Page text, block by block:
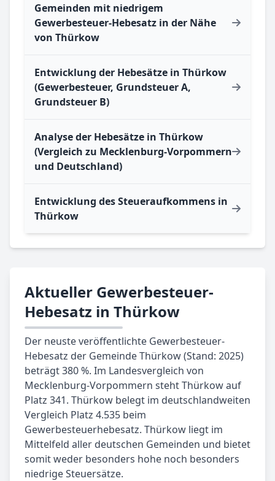
Gemeinden mit niedrigem
Gewerbesteuer-Hebesatz in der Nähe
von Thürkow
Entwicklung der Hebesätze in Thürkow
(Gewerbesteuer, Grundsteuer A,
Grundsteuer B)
Analyse der Hebesätze in Thürkow
(Vergleich zu Mecklenburg-Vorpommern
und Deutschland)
Entwicklung des Steueraufkommens in
Thürkow
Aktueller Gewerbesteuer-
Hebesatz in Thürkow
Der neuste veröffentlichte Gewerbesteuer-
Hebesatz der Gemeinde Thürkow (Stand: 2025)
beträgt 380 %. Im Landesvergleich von
Mecklenburg-Vorpommern steht Thürkow auf
Platz 341. Thürkow belegt im deutschlandweiten
Vergleich Platz 4.535 beim
Gewerbesteuerhebesatz. Thürkow liegt im
Mittelfeld aller deutschen Gemeinden und bietet
somit weder besonders hohe noch besonders
niedrige Steuersätze.